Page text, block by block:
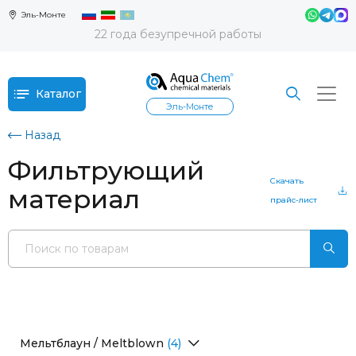
Эль-Монте
22 года безупречной работы
Каталог
Эль-Монте
Назад
Фильтрующий
материал
Скачать
прайс-лист
Мельтблаун / Meltblown (4)